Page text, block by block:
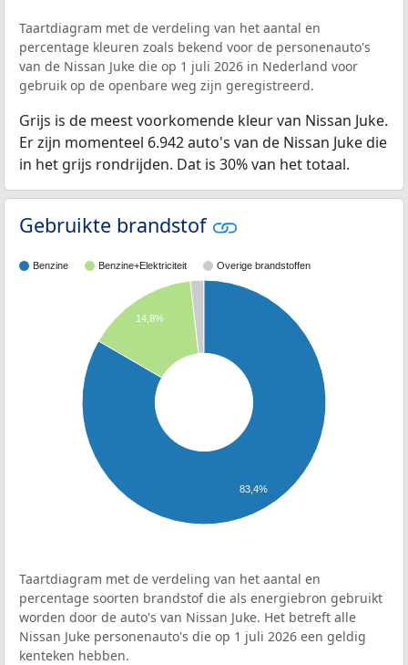
Taartdiagram met de verdeling van het aantal en
percentage kleuren zoals bekend voor de personenauto's
van de Nissan Juke die op 1 juli 2026 in Nederland voor
gebruik op de openbare weg zijn geregistreerd.
Grijs is de meest voorkomende kleur van Nissan Juke.
Er zijn momenteel 6.942 auto's van de Nissan Juke die
in het grijs rondrijden. Dat is 30% van het totaal.
Gebruikte brandstof
Benzine Benzine+Elektriciteit Overige brandstoffen
14,8%
83,4%
Taartdiagram met de verdeling van het aantal en
percentage soorten brandstof die als energiebron gebruikt
worden door de auto's van Nissan Juke. Het betreft alle
Nissan Juke personenauto's die op 1 juli 2026 een geldig
kenteken hebben.